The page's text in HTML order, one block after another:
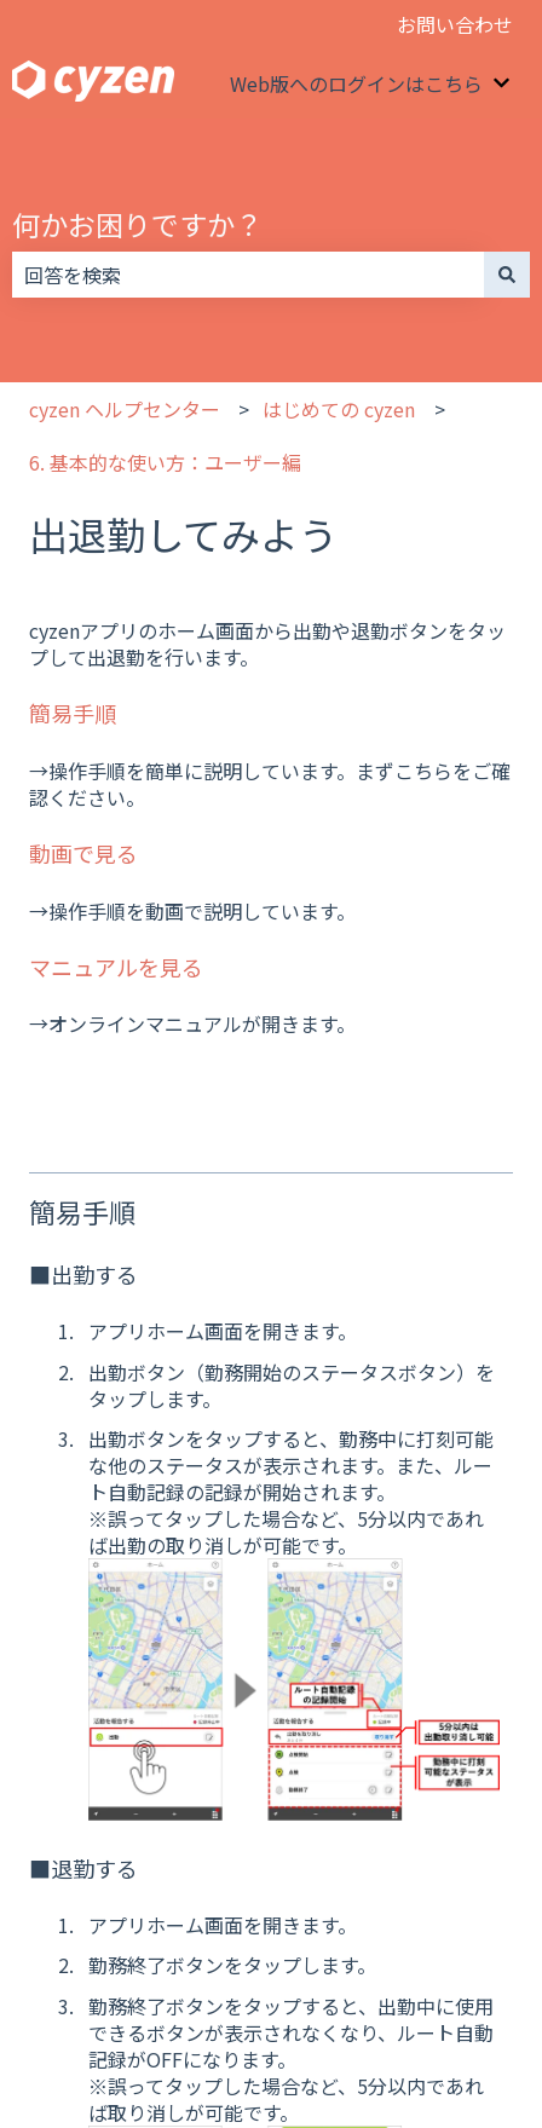
お問い合わせ
Web版へのログインはこちら
何かお困りですか？
cyzen ヘルプセンター
はじめての cyzen
6. 基本的な使い方：ユーザー編
出退勤してみよう
cyzenアプリのホーム画面から出勤や退勤ボタンをタッ
プして出退勤を行います。
簡易手順
→操作手順を簡単に説明しています。まずこちらをご確
認ください。
動画で見る
→操作手順を動画で説明しています。
マニュアルを見る
→オンラインマニュアルが開きます。
簡易手順
■出勤する
アプリホーム画面を開きます。
出勤ボタン（勤務開始のステータスボタン）を
タップします。
出勤ボタンをタップすると、勤務中に打刻可能
な他のステータスが表示されます。また、ルー
ト自動記録の記録が開始されます。
※誤ってタップした場合など、5分以内であれ
ば出勤の取り消しが可能です。
■退勤する
アプリホーム画面を開きます。
勤務終了ボタンをタップします。
勤務終了ボタンをタップすると、出勤中に使用
できるボタンが表示されなくなり、ルート自動
記録がOFFになります。
※誤ってタップした場合など、5分以内であれ
ば取り消しが可能です。